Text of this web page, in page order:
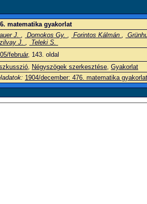
matematika gyakorlat
J. , Domokos Gy. , Forintos Kálmán ,
J. ,
Teleki S.
február, 143. oldal
, Négyszögek szerkesztése, Gyakorlat
1904/december: 476. matematika gyakorlat